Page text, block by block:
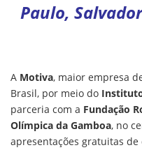
Paulo,
A Motiva, maior empresa
Brasil, por meio do
parceria com a Fundação
Olímpica da Gamboa, no
apresentações gratuitas